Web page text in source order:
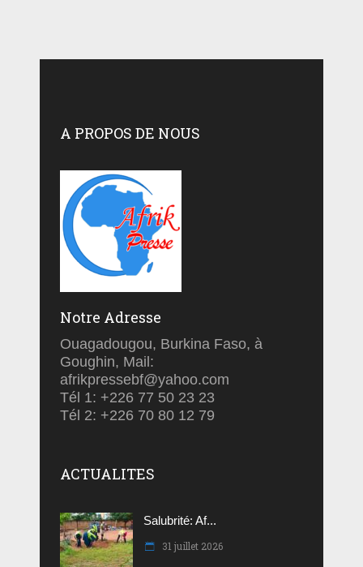
A PROPOS DE NOUS
Notre Adresse
Ouagadougou, Burkina Faso, à
Goughin, Mail:
afrikpressebf@yahoo.com
Tél 1: +226 77 50 23 23
Tél 2: +226 70 80 12 79
ACTUALITES
Salubrité: Af...
31 juillet 2026